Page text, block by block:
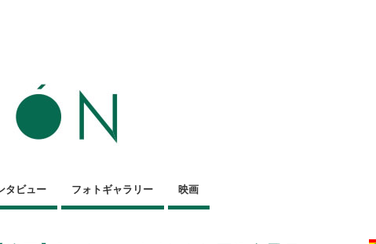
タビュー フォトギャラリー 映画